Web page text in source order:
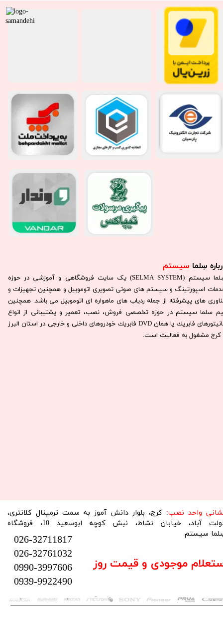
سِلما سیستم​​​​​​​
سِلما سيستم (SELMA SYSTEM) یک سایت فروشگاهی و آموزشی در حوزه
اسپورتینگ و سیستم های صوتی تصویری اتوموبیل و همچنین تجهیزات و
های پیشرفته از جمله ردیاب های ماهواره ای اتوموبیل می باشد. همچنين
سلما سيستم در حوزه تخصصی فروش، نصب، تعمير و پشتيبانی از انواع
مانيتورهای فابريك يا همان DVD فابريك خودروهای داخلی و خارجی در استان البرز
كرج مشغول به فعاليت است.​​​​​​​
تمام حقوق این سایت متعلق به فروشگاه سلما سیستم می‌باشد.
واحد نصب: کرج، بلوار دانش آموز به سمت ترمینال کلانتری،
دولت آباد، خیابان نشاط، نبش کوچه ابوسعید 10، فروشگاه
سیستم​​​​​​​
026-32711817
026-32761032
0990-3997606
0939-9922490
موجودی و قیمت روز